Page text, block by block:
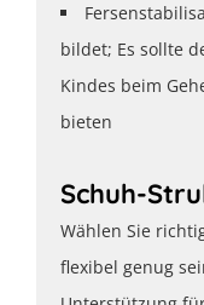
bildet; Es sollte
Kindes beim
bieten
Schuh-
Wählen Sie
flexibel genug